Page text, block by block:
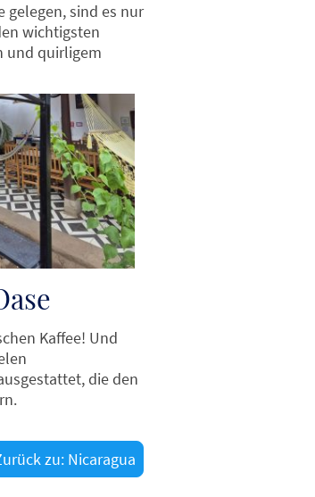
gelegen, sind es nur
wichtigsten
und quirligem
Kaffee! Und
die den
zu: Nicaragua